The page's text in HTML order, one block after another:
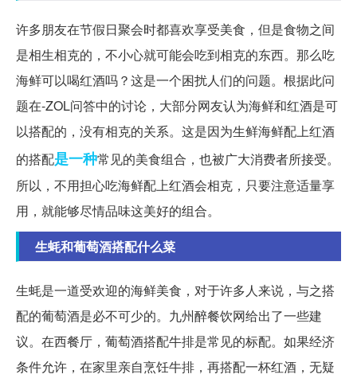
许多朋友在节假日聚会时都喜欢享受美食，但是食物之间
是相生相克的，不小心就可能会吃到相克的东西。那么吃
海鲜可以喝红酒吗？这是一个困扰人们的问题。根据此问
题在-ZOL问答中的讨论，大部分网友认为海鲜和红酒是可
以搭配的，没有相克的关系。这是因为生鲜海鲜配上红酒
的搭配是一种常见的美食组合，也被广大消费者所接受。
所以，不用担心吃海鲜配上红酒会相克，只要注意适量享
用，就能够尽情品味这美好的组合。
生蚝和葡萄酒搭配什么菜
生蚝是一道受欢迎的海鲜美食，对于许多人来说，与之搭
配的葡萄酒是必不可少的。九州醉餐饮网给出了一些建
议。在西餐厅，葡萄酒搭配牛排是常见的标配。如果经济
条件允许，在家里亲自烹饪牛排，再搭配一杯红酒，无疑